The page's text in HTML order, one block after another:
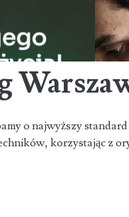
o najwyższy
korzystając z